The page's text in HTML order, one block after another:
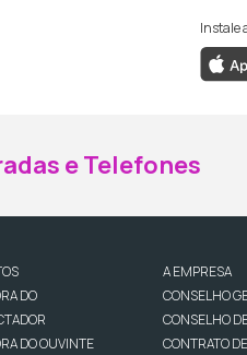
Facebook da
ao Instagram da
Instale
e Telefones
DO
DO OUVINTE
A EMPRESA
CONSELHO
CONSELHO
CONTRATO